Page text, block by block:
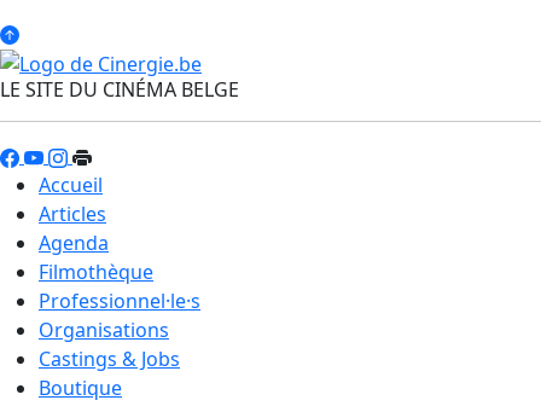
LE SITE DU CINÉMA BELGE
Accueil
Articles
Agenda
Filmothèque
Professionnel·le·s
Organisations
Castings & Jobs
Boutique